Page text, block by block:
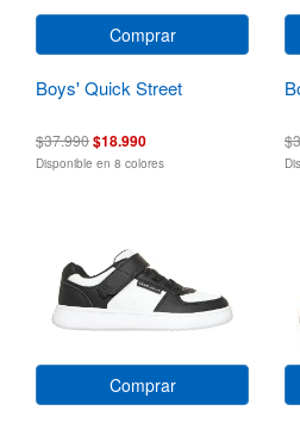
Comprar
Boys' Quick Street
$37.990$18.990
Disponible en 8 colores
Comprar